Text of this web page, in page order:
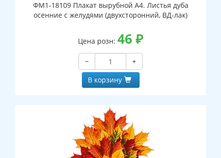
ФМ1-18109 Плакат вырубной А4. Листья дуба
осенние с желудями (двухсторонний, ВД-лак)
Цена розн: 46 ₽
−
+
В корзину